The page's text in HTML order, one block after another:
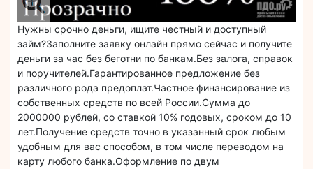
Нужны срочно деньги, ищите честный и доступный
займ?Заполните заявку онлайн прямо сейчас и получите
деньги за час без беготни по банкам.Без залога, справок
и поручителей.Гарантированное предложение без
различного рода предоплат.Частное финансирование из
собственных средств по всей России.Сумма до
2000000 рублей, со ставкой 10% годовых, сроком до 10
лет.Получение средств точно в указанный срок любым
удобным для вас способом, в том числе переводом на
карту любого банка.Оформление по двум